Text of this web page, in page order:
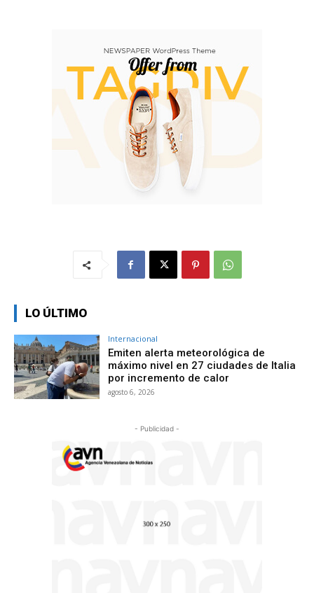
LO ÚLTIMO
Internacional
Emiten alerta meteorológica de
máximo nivel en 27 ciudades de Italia
por incremento de calor
agosto 6, 2026
- Publicidad -